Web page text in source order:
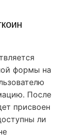
формы на
После
присвоен
ли